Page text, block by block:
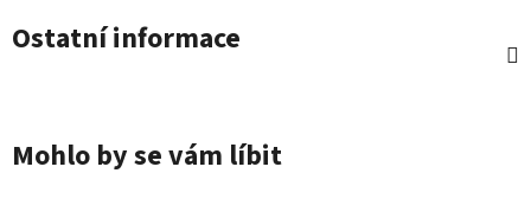
Ostatní informace
Mohlo by se vám líbit